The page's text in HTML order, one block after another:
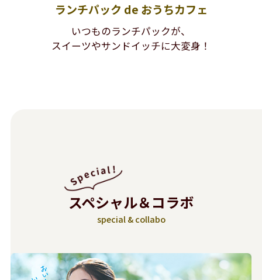
ランチパック de おうちカフェ
いつものランチパックが、
スイーツやサンドイッチに大変身！
スペシャル＆コラボ
special & collabo